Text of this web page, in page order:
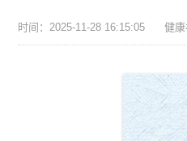
时间：2025-11-28 16:15:05 健